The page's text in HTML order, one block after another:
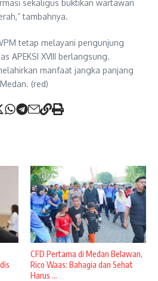
sekaligus buktikan wartawan
tambahnya.
tetap melayani pengunjung
APEKSI XVIII berlangsung.
manfaat jangka panjang
(red)
CFD Pertama di Medan Belawan,
Rico Waas: Bahagia dan Sehat
Harus ...